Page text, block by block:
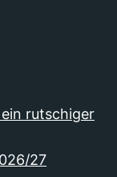
rutschiger
27